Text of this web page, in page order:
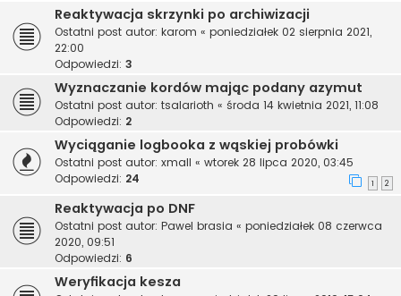
Reaktywacja skrzynki po archiwizacji
Ostatni post autor: karom « poniedziałek 02 sierpnia 2021,
22:00
Odpowiedzi: 3
Wyznaczanie kordów mając podany azymut
Ostatni post autor: tsalarioth « środa 14 kwietnia 2021, 11:08
Odpowiedzi: 2
Wyciąganie logbooka z wąskiej probówki
Ostatni post autor: xmall « wtorek 28 lipca 2020, 03:45
Odpowiedzi: 24 1 2
Reaktywacja po DNF
Ostatni post autor: Pawel brasia « poniedziałek 08 czerwca
2020, 09:51
Odpowiedzi: 6
Weryfikacja kesza